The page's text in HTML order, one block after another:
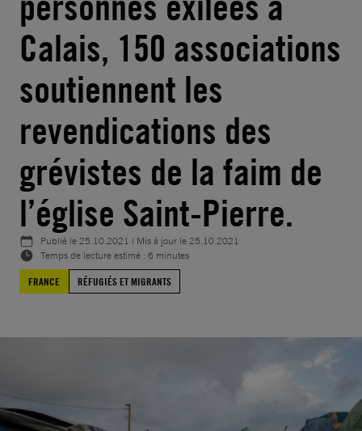
Calais, 150 associations
soutiennent les
revendications des
grévistes de la faim de
l’église Saint-Pierre.
Publié le25.10.2021 | Mis à jour le25.10.2021
Temps de lecture estimé : 6 minutes
FRANCE
RÉFUGIÉS ET MIGRANTS